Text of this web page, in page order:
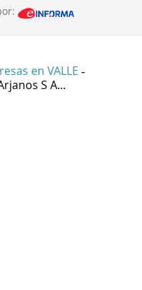
en VALLE -
S A...